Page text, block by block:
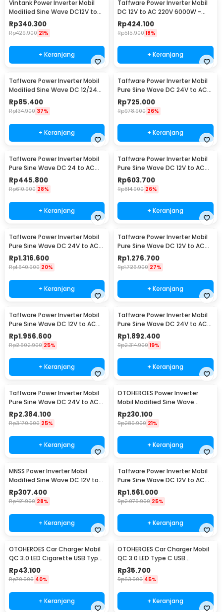
sanggup ditanggung inverter.
Kelengkapan Produk
Rincian yang Anda dapatkan untuk pembelian produk ini:
1 x Taffware Power Inverter Mobil Pure Sine Wave DC 12V to AC
220V 6000W - NBQ6000W
1 Pasang Ring
1 x Panduan Penggunaan
Vintank Power Inverter Mobil
Modified Sine Wave DC12V to
AC220V 4000W - CMZ-4000
Rp340.300
Rp429.900 21%
+ Keranjang
Taffware Power Inverter Mobil
DC 12V to AC 220V 6000W -
Q6000
Rp424.100
Rp515.900 18%
+ Keranjang
Taffware Power Inverter Mobil
Modified Sine Wave DC 12/24V
to AC 220V - EA851
Rp85.400
Rp134.900 37%
+ Keranjang
Taffware Power Inverter Mobil
Pure Sine Wave DC 24V to AC
220V 2000W - NBQ2000W
Rp725.000
Rp978.900 26%
+ Keranjang
Taffware Power Inverter Mobil
Pure Sine Wave DC 24 to AC
220V 1000W - NBQ1000
Rp445.800
Rp610.900 28%
+ Keranjang
Taffware Power Inverter Mobil
Pure Sine Wave DC 12V to AC
220V 1600W - NBQ1600W
Rp603.700
Rp814.900 26%
+ Keranjang
Taffware Power Inverter Mobil
Pure Sine Wave DC 24V to AC
220V 4000W - NBQ4000W
Rp1.316.600
Rp1.640.900 20%
+ Keranjang
Taffware Power Inverter Mobil
Pure Sine Wave DC 12V to AC
220V 4000W - NBQ4000W
Rp1.276.700
Rp1.726.900 27%
+ Keranjang
Taffware Power Inverter Mobil
Pure Sine Wave DC 12V to AC
220V 5000W - NBQ5000W
Rp1.956.600
Rp2.602.900 25%
+ Keranjang
Taffware Power Inverter Mobil
Pure Sine Wave DC 24V to AC
220V 5000W - NBQ5000W
Rp1.892.400
Rp2.314.900 19%
+ Keranjang
Taffware Power Inverter Mobil
Pure Sine Wave DC 24V to AC
220V 6000W - NBQ6000W
Rp2.384.100
Rp3.170.900 25%
+ Keranjang
OTOHEROES Power Inverter
Mobil Modified Sine Wave
DC12V to AC220V 300W - E8982
Rp230.100
Rp289.900 21%
+ Keranjang
MNSS Power Inverter Mobil
Modified Sine Wave DC 12V to
AC 220V 4000W - Q4000
Rp307.400
Rp421.900 28%
+ Keranjang
Taffware Power Inverter Mobil
Pure Sine Wave DC 12V to AC
220V 5500W - CJ-5500Q
Rp1.561.000
Rp2.076.900 25%
+ Keranjang
OTOHEROES Car Charger Mobil
QC 3.0 LED Cigarette USB Type
C 6.5A 66W - M7
Rp43.100
Rp70.900 40%
+ Keranjang
OTOHEROES Car Charger Mobil
QC 3.0 LED Type C USB
Cigarette 2.4A 22.5W - M7
Rp35.700
Rp63.900 45%
+ Keranjang